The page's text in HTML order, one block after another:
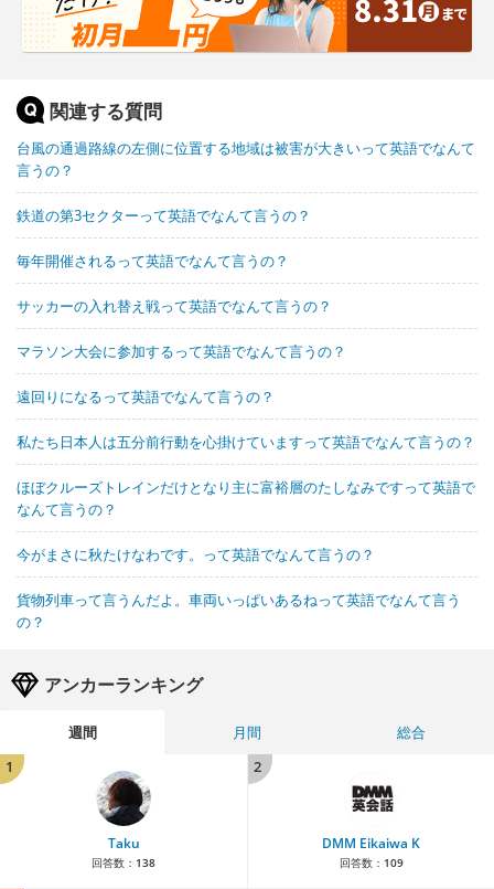
関連する質問
台風の通過路線の左側に位置する地域は被害が大きいって英語でなんて
言うの？
鉄道の第3セクターって英語でなんて言うの？
毎年開催されるって英語でなんて言うの？
サッカーの入れ替え戦って英語でなんて言うの？
マラソン大会に参加するって英語でなんて言うの？
遠回りになるって英語でなんて言うの？
私たち日本人は五分前行動を心掛けていますって英語でなんて言うの？
ほぼクルーズトレインだけとなり主に富裕層のたしなみですって英語で
なんて言うの？
今がまさに秋たけなわです。って英語でなんて言うの？
貨物列車って言うんだよ。車両いっぱいあるねって英語でなんて言う
の？
アンカーランキング
週間 月間
総合
1
Taku
回答数： 138
2
DMM Eikaiwa K
回答数： 109